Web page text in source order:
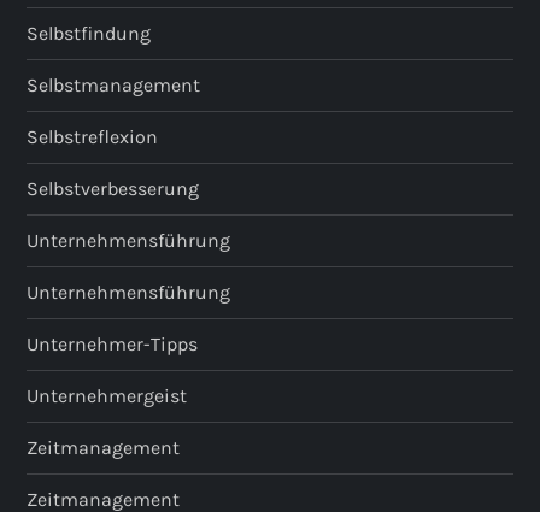
Selbstfindung
Selbstmanagement
Selbstreflexion
Selbstverbesserung
Unternehmensführung
Unternehmensführung
Unternehmer-Tipps
Unternehmergeist
Zeitmanagement
Zeitmanagement